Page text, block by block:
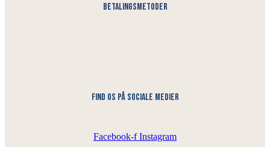
Betalingsmetoder
find os på sociale medier
Facebook-f Instagram